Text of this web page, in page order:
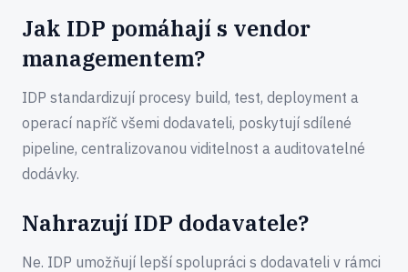
Jak IDP pomáhají s vendor
managementem?
IDP standardizují procesy build, test, deployment a
operací napříč všemi dodavateli, poskytují sdílené
pipeline, centralizovanou viditelnost a auditovatelné
dodávky.
Nahrazují IDP dodavatele?
Ne. IDP umožňují lepší spolupráci s dodavateli v rámci